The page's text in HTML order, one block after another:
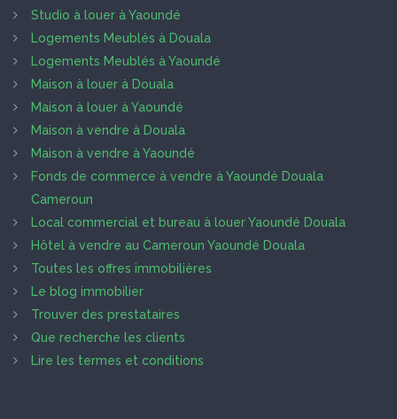
Studio à louer à Yaoundé
Logements Meublés à Douala
Logements Meublés à Yaoundé
Maison à louer à Douala
Maison à louer à Yaoundé
Maison à vendre à Douala
Maison à vendre à Yaoundé
Fonds de commerce à vendre à Yaoundé Douala
Cameroun
Local commercial et bureau à louer Yaoundé Douala
Hôtel à vendre au Cameroun Yaoundé Douala
Toutes les offres immobilières
Le blog immobilier
Trouver des prestataires
Que recherche les clients
Lire les termes et conditions